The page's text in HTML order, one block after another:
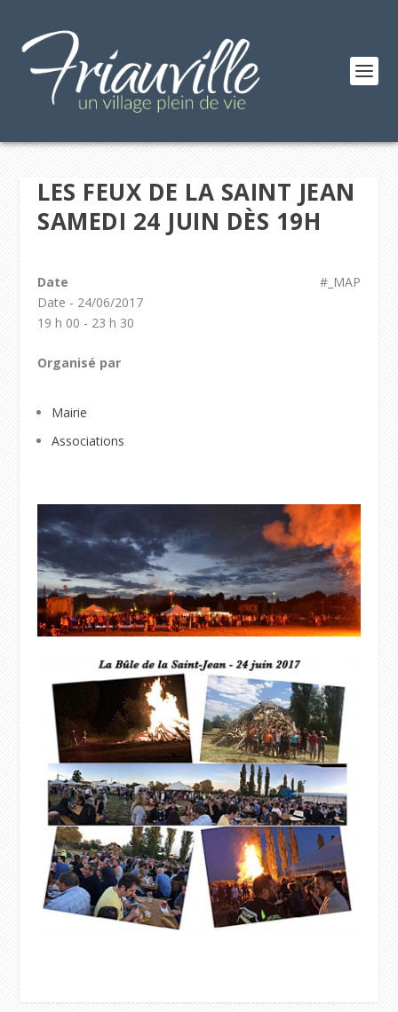
LES FEUX DE LA SAINT JEAN
SAMEDI 24 JUIN DÈS 19H
#_MAP
Date
Date - 24/06/2017
19 h 00 - 23 h 30
Organisé par
Mairie
Associations